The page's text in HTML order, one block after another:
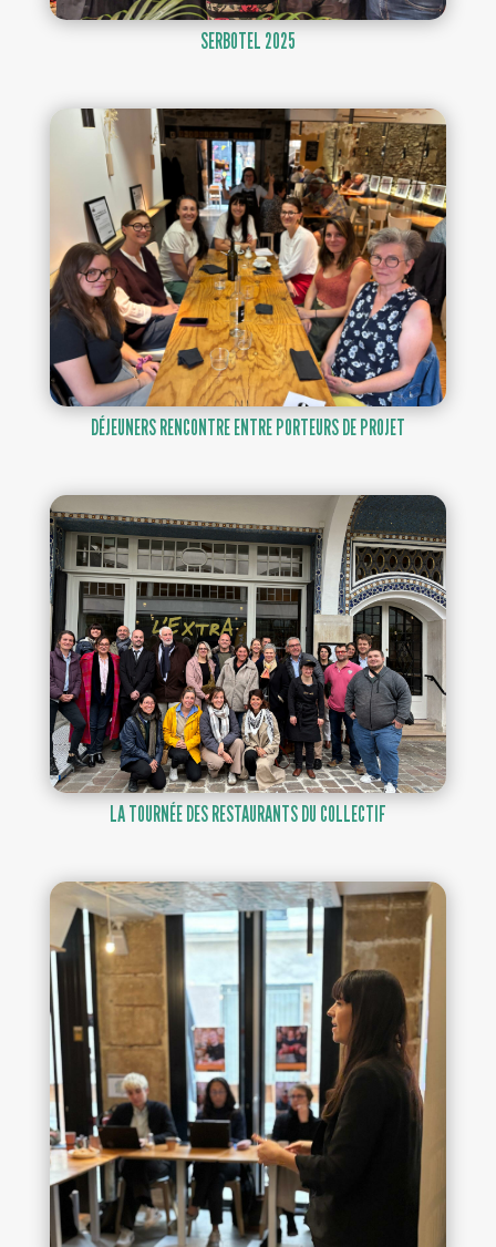
SERBOTEL 2025
DÉJEUNERS RENCONTRE ENTRE PORTEURS DE PROJET
LA TOURNÉE DES RESTAURANTS DU COLLECTIF